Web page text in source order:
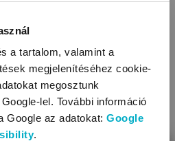
a tartalom, valamint a
megjelenítéséhez cookie-
megosztunk
lel. További információ
Google az adatokat: Google
.